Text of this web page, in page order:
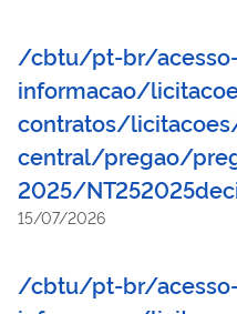
/cbtu/pt-br/
informacao/
contratos/
central/pregao/
2025/
15/07/2026
/cbtu/pt-br/